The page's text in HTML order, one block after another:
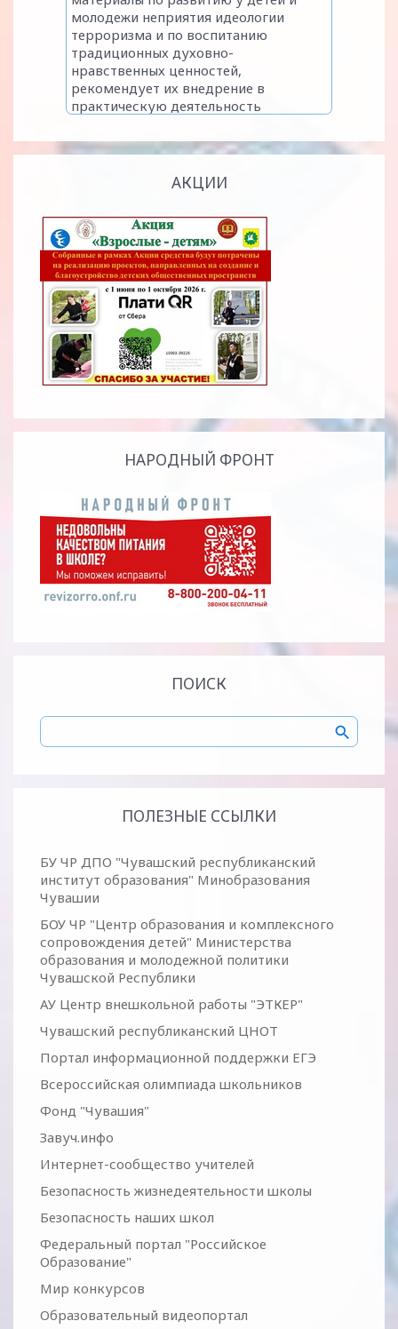
АКЦИИ
НАРОДНЫЙ ФРОНТ
ПОИСК
ПОЛЕЗНЫЕ ССЫЛКИ
БУ ЧР ДПО "Чувашский республиканский
институт образования" Минобразования
Чувашии
БОУ ЧР "Центр образования и комплексного
сопровождения детей" Министерства
образования и молодежной политики
Чувашской Республики
АУ Центр внешкольной работы "ЭТКЕР"
Чувашский республиканский ЦНОТ
Портал информационной поддержки ЕГЭ
Всероссийская олимпиада школьников
Фонд "Чувашия"
Завуч.инфо
Интернет-сообщество учителей
Безопасность жизнедеятельности школы
Безопасность наших школ
Федеральный портал "Российское
Образование"
Мир конкурсов
Образовательный видеопортал